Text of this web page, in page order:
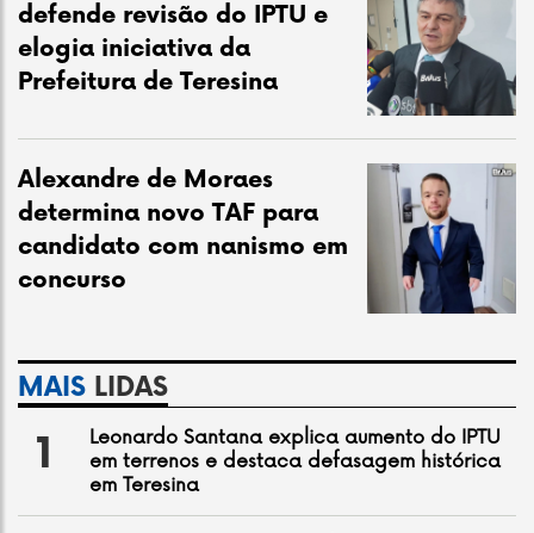
defende revisão do IPTU e
elogia iniciativa da
Prefeitura de Teresina
Alexandre de Moraes
determina novo TAF para
candidato com nanismo em
concurso
MAIS LIDAS
1
Leonardo Santana explica aumento do IPTU
em terrenos e destaca defasagem histórica
em Teresina